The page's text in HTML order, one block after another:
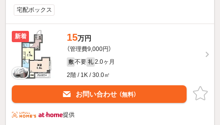
宅配ボックス
新着 15万円
（管理費9,000円）
敷 不要 礼 2.0ヶ月
2階 / 1K / 30.0㎡
お問い合わせ （無料）
提供